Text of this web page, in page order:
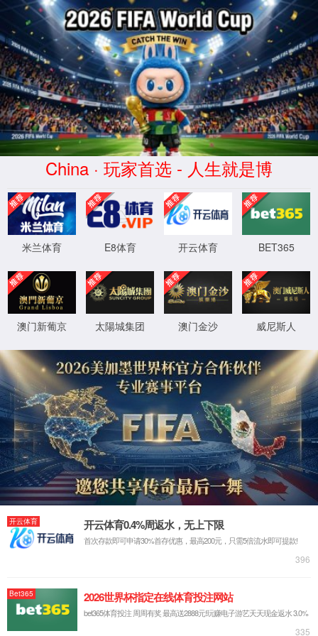
RM新时代登录入口(股份)有限
公司-Official website
您访问的页面不存在，请核对后重试！
程序版本：3.2.4-20230304
XML 地图